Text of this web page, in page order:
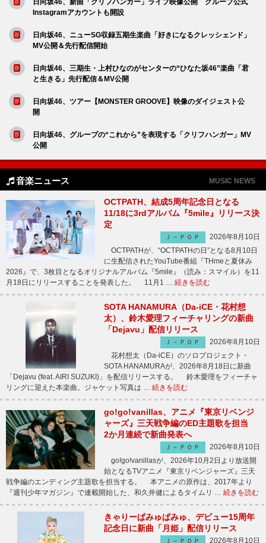
Instagramアカウントも開設
日向坂46、ニューSG収録五期生楽曲「好きになるクレッシェンド」
MV公開＆先行配信開始
日向坂46、三期生・上村ひなのがセンターの“ひなた坂46”楽曲「君
と生きる」先行配信＆MV公開
日向坂46、ツアー【MONSTER GROOVE】映像のダイジェスト公
開
日向坂46、グループの“これから”を表現する「クリフハンガー」MV
公開
音楽ニュース MUSIC NEWS
OCTPATH、結成5周年記念日となる
11/18に3rdアルバム『5mile』リリース決
定
Ｊ－ＰＯＰ
2026年8月10日
OCTPATHが、“OCTPATHの日”となる8月10日
に生配信されたYouTube番組『THmeと夏休み
2026』で、3枚目となるオリジナルアルバム『5mile』（読み：スマイル）を11
月18日にリリースすることを発表した。 11月1 … 続きを読む
SOTA HANAMURA（Da-iCE・花村想
太）、鈴木愛理フィーチャリングの新曲
「Dejavu」配信リリース
Ｊ－ＰＯＰ
2026年8月10日
花村想太（Da-iCE）のソロプロジェクト・
SOTA HANAMURAが、2026年8月18日に新曲
「Dejavu (feat. AIRI SUZUKI)」を配信リリースする。 鈴木愛理をフィーチャ
リングに迎えた本楽曲。ジャケット写真は … 続きを読む
go!go!vanillas、アニメ『東京リベンジ
ャーズ』三天戦争編のED主題歌を担当
2か月連続で新曲発表へ
Ｊ－ＰＯＰ
2026年8月10日
go!go!vanillasが、2026年10月2日より放送開
始となるTVアニメ『東京リベンジャーズ』三天
戦争編のエンディング主題歌を担当する。 本アニメの原作は、2017年より
『週刊少年マガジン』で連載開始した、和久井健によるタイムリ … 続きを読む
きゃりーぱみゅぱみゅ、デビュー15周年
記念日に新曲「月姫」配信リリース
Ｊ－ＰＯＰ
2026年8月10日